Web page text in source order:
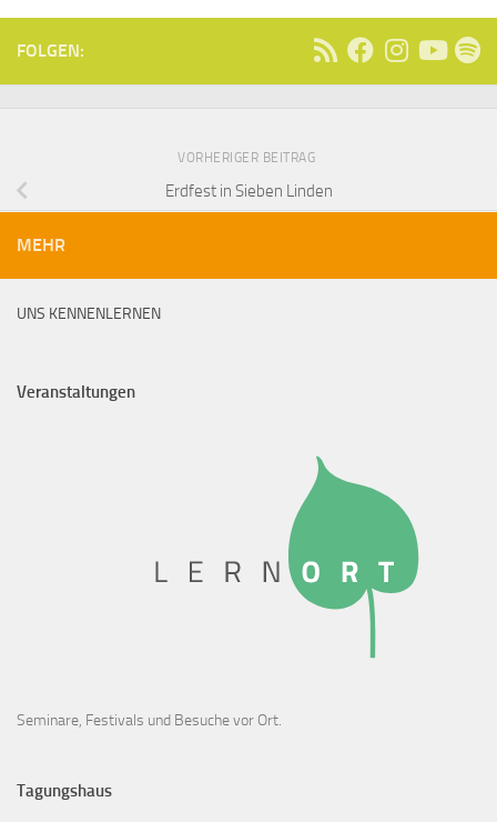
FOLGEN:
VORHERIGER BEITRAG
Erdfest in Sieben Linden
MEHR
UNS KENNENLERNEN
Veranstaltungen
Seminare, Festivals und Besuche vor Ort.
Tagungshaus